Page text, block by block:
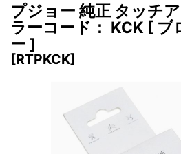
プジョー 純正 タッチ
ラーコード： KCK [ ブ
ー ]
[RTPKCK]